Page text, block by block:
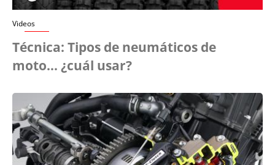
Videos
Técnica: Tipos de neumáticos de
moto... ¿cuál usar?